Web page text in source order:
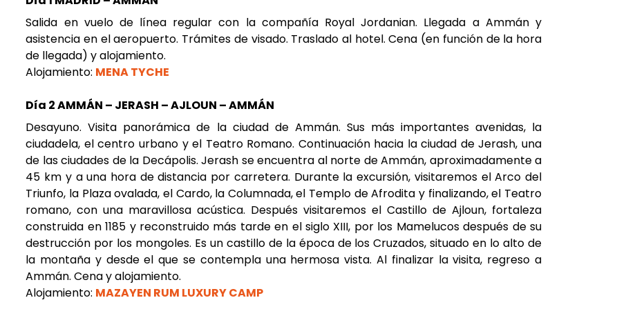
Salida en vuelo de línea regular con la compañía Royal Jordanian. Llegada a Ammán y
asistencia en el aeropuerto. Trámites de visado. Traslado al hotel. Cena (en función de la hora
de llegada) y alojamiento.
Alojamiento: MENA TYCHE
Día 2 AMMÁN – JERASH – AJLOUN – AMMÁN
Desayuno. Visita panorámica de la ciudad de Ammán. Sus más importantes avenidas, la
ciudadela, el centro urbano y el Teatro Romano. Continuación hacia la ciudad de Jerash, una
de las ciudades de la Decápolis. Jerash se encuentra al norte de Ammán, aproximadamente a
45 km y a una hora de distancia por carretera. Durante la excursión, visitaremos el Arco del
Triunfo, la Plaza ovalada, el Cardo, la Columnada, el Templo de Afrodita y finalizando, el Teatro
romano, con una maravillosa acústica. Después visitaremos el Castillo de Ajloun, fortaleza
construida en 1185 y reconstruido más tarde en el siglo XIII, por los Mamelucos después de su
destrucción por los mongoles. Es un castillo de la época de los Cruzados, situado en lo alto de
la montaña y desde el que se contempla una hermosa vista. Al finalizar la visita, regreso a
Ammán. Cena y alojamiento.
Alojamiento: MAZAYEN RUM LUXURY CAMP